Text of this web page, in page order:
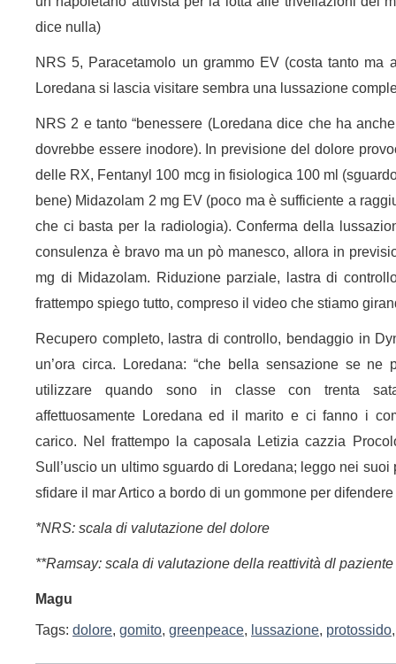
dice nulla)
NRS 5, Paracetamolo un grammo EV (costa tanto ma
Loredana si lascia visitare sembra una lussazione
NRS 2 e tanto “benessere (Loredana dice che ha
dovrebbe essere inodore). In previsione del dolore
delle RX, Fentanyl 100 mcg in fisiologica 100 ml
bene) Midazolam 2 mg EV (poco ma è sufficiente a
che ci basta per la radiologia). Conferma della
consulenza è bravo ma un pò manesco, allora in
mg di Midazolam. Riduzione parziale, lastra di
frattempo spiego tutto, compreso il video che stiamo
Recupero completo, lastra di controllo, bendaggio in
un’ora circa. Loredana: “che bella sensazione se ne
utilizzare quando sono in classe con trenta
affettuosamente Loredana ed il marito e ci fanno i
carico. Nel frattempo la caposala Letizia cazzia
Sull’uscio un ultimo sguardo di Loredana; leggo nei
sfidare il mar Artico a bordo di un gommone per
*NRS: scala di valutazione del dolore
**Ramsay: scala di valutazione della reattività dl paziente
Magu
Tags: dolore, gomito, greenpeace, lussazione, protossido